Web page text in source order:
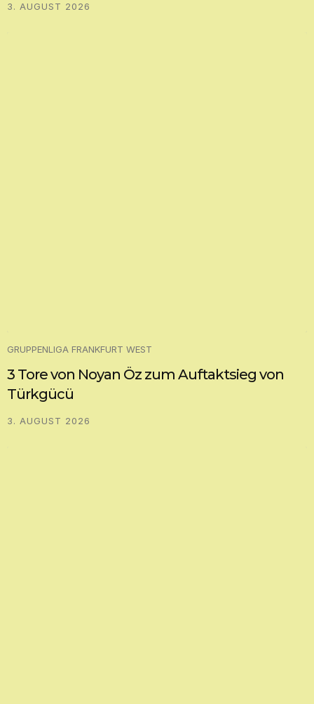
3. AUGUST 2026
GRUPPENLIGA FRANKFURT WEST
3 Tore von Noyan Öz zum Auftaktsieg von
Türkgücü
3. AUGUST 2026